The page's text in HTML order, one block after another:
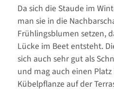
Da sich die Staude im
man sie in die
Frühlingsblumen setzen,
Lücke im Beet entsteht.
sich auch sehr gut als
und mag auch einen
Kübelpflanze auf der